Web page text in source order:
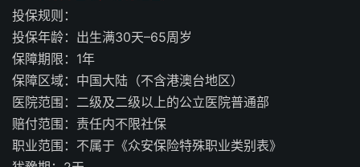
投保规则：
投保年龄：出生满30天–65周岁
保障期限：1年
保障区域：中国大陆（不含港澳台地区）
医院范围：二级及二级以上的公立医院普通部
赔付范围：责任内不限社保
职业范围：不属于《众安保险特殊职业类别表》